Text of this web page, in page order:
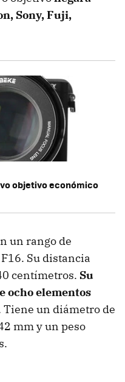
Sony, Fuji,
objetivo económico
un rango de
Su distancia
centímetros. Su
ocho elementos
Tiene un diámetro de
mm y un peso